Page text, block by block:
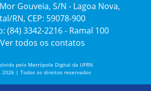
Gouveia, S/N - Lagoa Nova,
RN, CEP: 59078-900
(84) 3342-2216 - Ramal 100
todos os contatos
pelo Metrópole Digital da UFRN
2026 | Todos os direitos reservados